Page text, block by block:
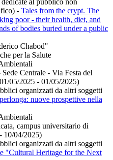
al pubblico non
- Tales from the crypt. The
poor - their health, diet, and
of bodies buried under a public
Chabod"
per la Salute
Centrale - Via Festa del
05/2025 - 01/05/2025)
organizzati da altri soggetti
nuove prospettive nella
campus universitario di
10/04/2025)
organizzati da altri soggetti
"Cultural Heritage for the Next